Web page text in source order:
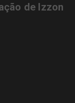
de Izzon